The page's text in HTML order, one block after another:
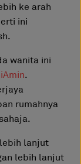
ke arah
ini
wanita ini
.
rumahnya
lanjut
lebih lanjut